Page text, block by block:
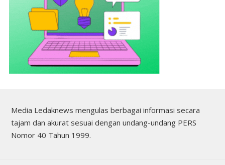
Media Ledaknews mengulas berbagai informasi secara
tajam dan akurat sesuai dengan undang-undang PERS
Nomor 40 Tahun 1999.